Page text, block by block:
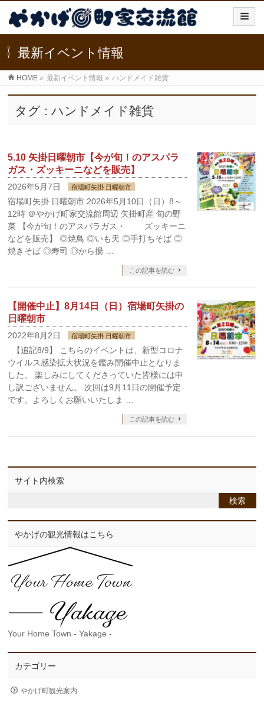
最新イベント情報
HOME » 最新イベント情報 » ハンドメイド雑貨
タグ : ハンドメイド雑貨
5.10 矢掛日曜朝市【今が旬！のアスパラ
ガス・ズッキーニなどを販売】
2026年5月7日 宿場町矢掛 日曜朝市
宿場町矢掛 日曜朝市 2026年5月10日（日）8～
12時 ＠やかげ町家交流館周辺 矢掛町産 旬の野
菜 【今が旬！のアスパラガス・ ズッキーニ
などを販売】 ◎焼鳥 ◎いも天 ◎手打ちそば ◎
焼きそば ◎寿司 ◎から揚 …
この記事を読む
【開催中止】8月14日（日）宿場町矢掛の
日曜朝市
2022年8月2日 宿場町矢掛 日曜朝市
【追記8/9】 こちらのイベントは、新型コロナ
ウイルス感染拡大状況を鑑み開催中止となりま
した。 楽しみにしてくださっていた皆様には申
し訳ございません。 次回は9月11日の開催予定
です。よろしくお願いいたしま …
この記事を読む
サイト内検索
やかげの観光情報はこちら
Your Home Town - Yakage -
カテゴリー
やかげ町観光案内